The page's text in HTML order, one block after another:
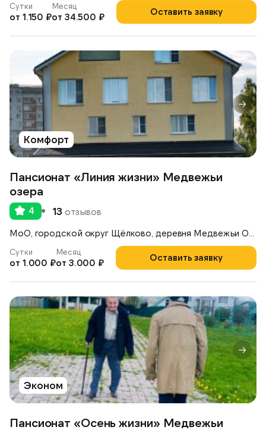
Оставить заявку
Сутки
от 1.150 ₽
Месяц
от 34.500 ₽
Комфорт
Пансионат «Линия жизни» Медвежьи
озера
4 13 отзывов
Оставить заявку
Сутки
от 1.000 ₽
Месяц
от 3.000 ₽
Эконом
Пансионат «Осень жизни» Медвежьи